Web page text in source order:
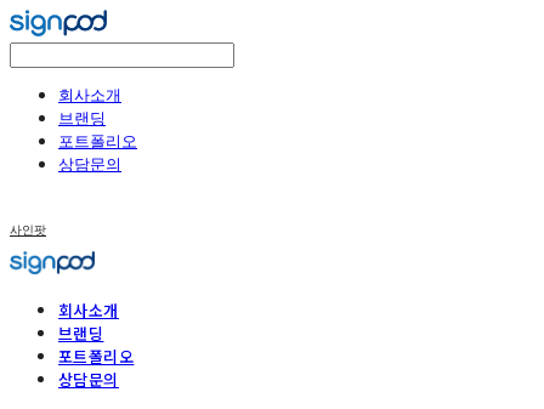
회사소개
브랜딩
포트폴리오
상담문의
사인팟
회사소개
브랜딩
포트폴리오
상담문의